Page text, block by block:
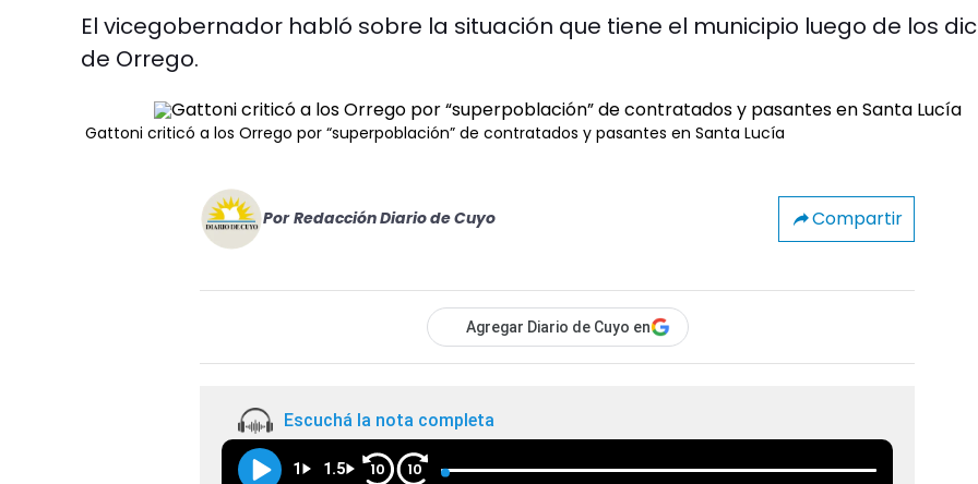
El vicegobernador habló sobre la situación que tiene el municipio luego de los
de Orrego.
Gattoni criticó a los Orrego por “superpoblación” de contratados y pasantes en Santa Lucía
Por Redacción Diario de Cuyo Compartir
Agregar Diario de Cuyo en
Escuchá la nota completa
1 1.5 10 10